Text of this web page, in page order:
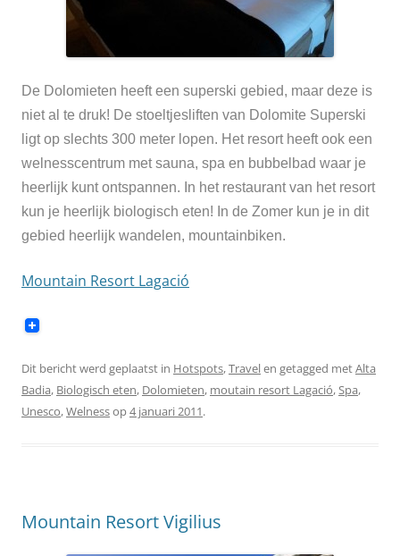
De Dolomieten heeft een superski gebied, maar deze is
niet al te druk! De stoeltjesliften van Dolomite Superski
ligt op slechts 300 meter lopen. Het resort heeft ook een
welnesscentrum met sauna, spa en bubbelbad waar je
heerlijk kunt ontspannen. In het restaurant van het resort
kun je heerlijk biologisch eten! In de Zomer kun je in dit
gebied heerlijk wandelen, mountainbiken.
Mountain Resort Lagació
Dit bericht werd geplaatst in Hotspots,Travelen getagged metAlta
Badia, Biologisch eten, Dolomieten, moutain resort Lagació,Spa,
Unesco,Welnessop4 januari 2011.
Mountain Resort Vigilius